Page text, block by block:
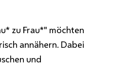
zu Frau*" möchten
annähern. Dabei
und